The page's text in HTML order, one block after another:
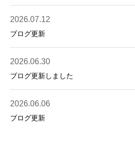
2026.07.12
ブログ更新
2026.06.30
ブログ更新しました
2026.06.06
ブログ更新